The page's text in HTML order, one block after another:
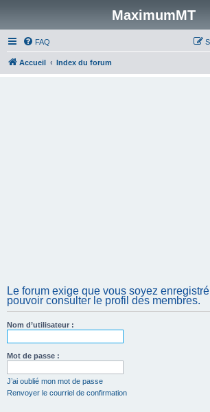
MaximumMT
FAQ
Accueil Index du forum
Le forum exige que vous soyez
pouvoir consulter le profil des membres.
Nom d’utilisateur :
Mot de passe :
J’ai oublié mon mot de passe
Renvoyer le courriel de confirmation